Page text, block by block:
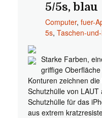
5/5s, blau
Computer, fuer-
5s, Taschen-
Starke Farben,
griffige
Konturen zeichnen
Schutzhülle von LAUT
Schutzhülle für das
aus extrem